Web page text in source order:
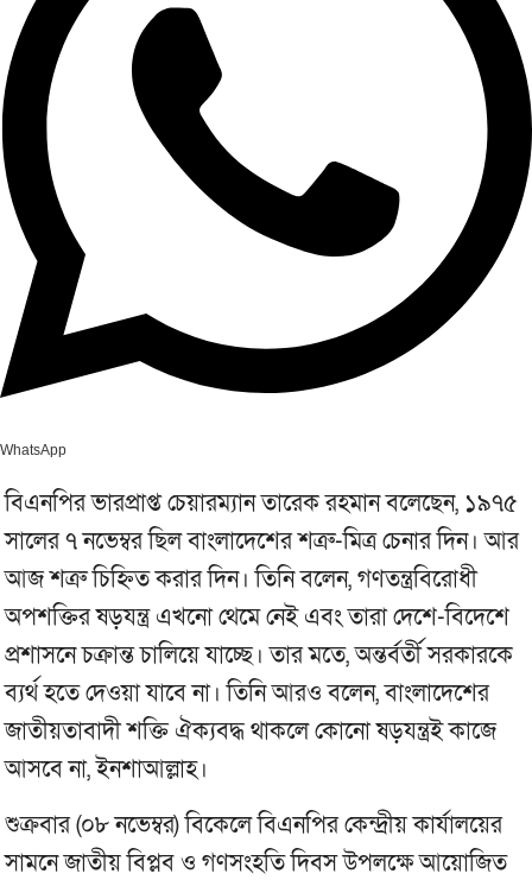
WhatsApp
বিএনপির ভারপ্রাপ্ত চেয়ারম্যান তারেক রহমান বলেছেন, ১৯৭৫
সালের ৭ নভেম্বর ছিল বাংলাদেশের শত্রু-মিত্র চেনার দিন। আর
আজ শত্রু চিহ্নিত করার দিন। তিনি বলেন, গণতন্ত্রবিরোধী
অপশক্তির ষড়যন্ত্র এখনো থেমে নেই এবং তারা দেশে-বিদেশে
প্রশাসনে চক্রান্ত চালিয়ে যাচ্ছে। তার মতে, অন্তর্বর্তী সরকারকে
ব্যর্থ হতে দেওয়া যাবে না। তিনি আরও বলেন, বাংলাদেশের
জাতীয়তাবাদী শক্তি ঐক্যবদ্ধ থাকলে কোনো ষড়যন্ত্রই কাজে
আসবে না, ইনশাআল্লাহ।
শুক্রবার (০৮ নভেম্বর) বিকেলে বিএনপির কেন্দ্রীয় কার্যালয়ের
সামনে জাতীয় বিপ্লব ও গণসংহতি দিবস উপলক্ষে আয়োজিত